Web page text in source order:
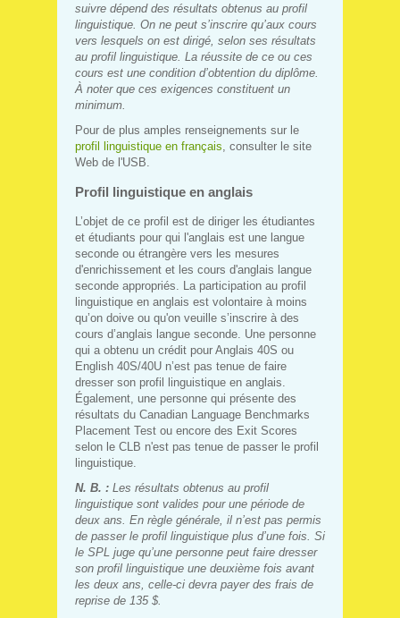
suivre dépend des résultats obtenus au profil
linguistique. On ne peut s’inscrire qu’aux cours
vers lesquels on est dirigé, selon ses résultats
au profil linguistique. La réussite de ce ou ces
cours est une condition d’obtention du diplôme.
À noter que ces exigences constituent un
minimum.
Pour de plus amples renseignements sur le
profil linguistique en français , consulter le site
Web de l'USB.
Profil linguistique en anglais
L’objet de ce profil est de diriger les étudiantes
et étudiants pour qui l'anglais est une langue
seconde ou étrangère vers les mesures
d'enrichissement et les cours d'anglais langue
seconde appropriés. La participation au profil
linguistique en anglais est volontaire à moins
qu’on doive ou qu'on veuille s’inscrire à des
cours d’anglais langue seconde. Une personne
qui a obtenu un crédit pour Anglais 40S ou
English 40S/40U n’est pas tenue de faire
dresser son profil linguistique en anglais.
Également, une personne qui présente des
résultats du Canadian Language Benchmarks
Placement Test ou encore des Exit Scores
selon le CLB n'est pas tenue de passer le profil
linguistique.
N. B. : Les résultats obtenus au profil
linguistique sont valides pour une période de
deux ans. En règle générale, il n’est pas permis
de passer le profil linguistique plus d’une fois. Si
le SPL juge qu’une personne peut faire dresser
son profil linguistique une deuxième fois avant
les deux ans, celle-ci devra payer des frais de
reprise de 135 $.